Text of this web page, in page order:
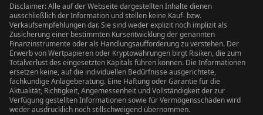
Disclaimer: Alle auf der Webseite dargestellten Inhalte dienen
ausschließlich der Information und stellen keine Kauf- bzw.
Verkaufsempfehlungen dar. Sie sind weder explizit noch implizit als
Zusicherung einer bestimmten Kursentwicklung der genannten
Finanzinstrumente oder als Handlungsaufforderung zu verstehen. Der
Erwerb von Wertpapieren oder Kryptowährungen birgt Risiken, die zum
Totalverlust des eingesetzten Kapitals führen können. Die Informationen
ersetzen keine, auf die individuellen Bedürfnisse ausgerichtete,
fachkundige Anlageberatung. Eine Haftung oder Garantie für die
Aktualität, Richtigkeit, Angemessenheit und Vollständigkeit der zur
Verfügung gestellten Informationen sowie für Vermögensschäden wird
weder ausdrücklich noch stillschweigend übernommen.